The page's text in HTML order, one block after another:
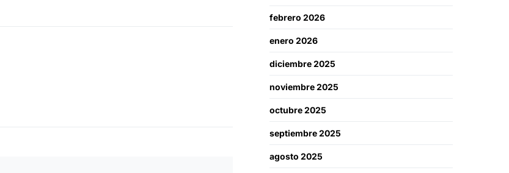
febrero 2026
enero 2026
diciembre 2025
noviembre 2025
octubre 2025
septiembre 2025
agosto 2025